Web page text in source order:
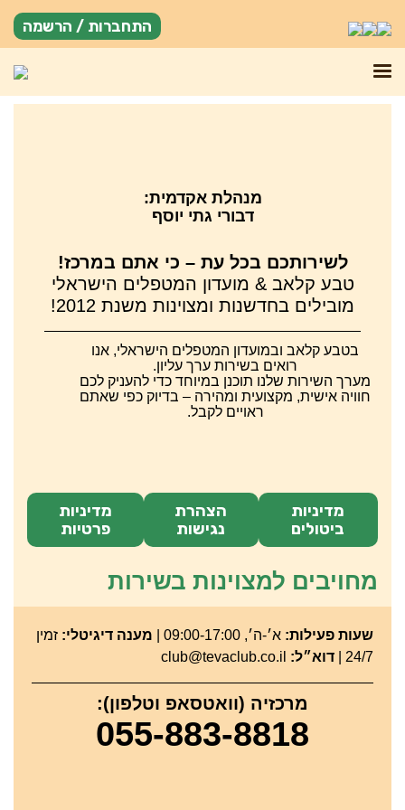
התחברות / הרשמה
מנהלת אקדמית:
דבורי גתי יוסף
לשירותכם בכל עת – כי אתם במרכז!
טבע קלאב & מועדון המטפלים הישראלי
מובילים בחדשנות ומצוינות משנת 2012!
בטבע קלאב ובמועדון המטפלים הישראלי, אנו
רואים בשירות ערך עליון.
מערך השירות שלנו תוכנן במיוחד כדי להעניק לכם
חוויה אישית, מקצועית ומהירה – בדיוק כפי שאתם
ראויים לקבל.
מדיניות
ביטולים
הצהרת
נגישות
מדיניות
פרטיות
מחויבים למצוינות בשירות
שעות פעילות: א׳-ה׳, 09:00-17:00 | מענה דיגיטלי: זמין
24/7 |
דוא״ל:
מרכזיה (וואטסאפ וטלפון):
055-883-8818